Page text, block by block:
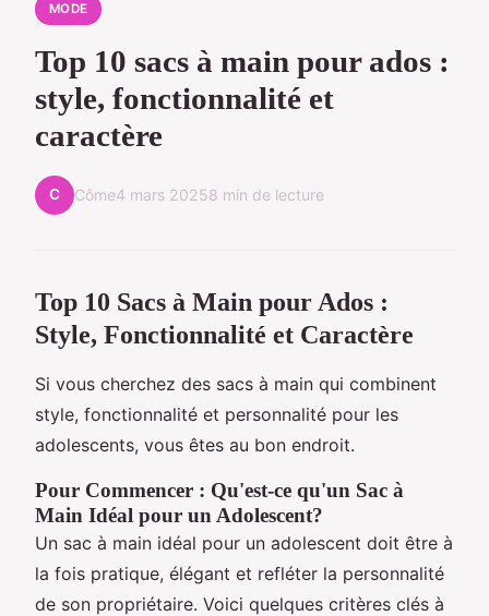
MODE
Top 10 sacs à main pour ados :
style, fonctionnalité et
caractère
C Côme4 mars 20258 min de lecture
Top 10 Sacs à Main pour Ados :
Style, Fonctionnalité et Caractère
Si vous cherchez des sacs à main qui combinent
style, fonctionnalité et personnalité pour les
adolescents, vous êtes au bon endroit.
Pour Commencer : Qu'est-ce qu'un Sac à
Main Idéal pour un Adolescent?
Un sac à main idéal pour un adolescent doit être à
la fois pratique, élégant et refléter la personnalité
de son propriétaire. Voici quelques critères clés à